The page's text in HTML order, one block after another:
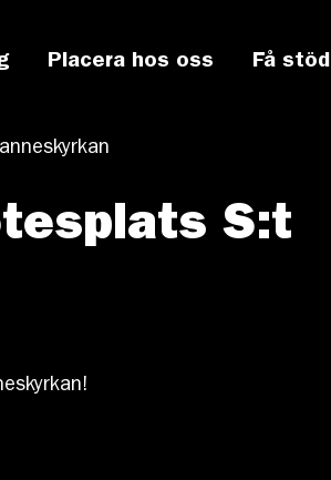
Placera hos oss Få stöd
S:t